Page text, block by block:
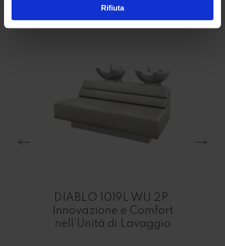
Rifiuta
DIABLO 1019L WU 2P:
Innovazione e Comfort
nell’Unità di Lavaggio